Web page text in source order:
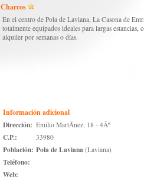
Charcos
En el centro de Pola de Laviana, La Casona de
totalmente equipados ideales para largas estancias,
alquiler por semanas o días.
Información adicional
Dirección: Emilio MartÃ­nez, 18 - 4Âº
C.P.: 33980
Población: Pola de Laviana(Laviana)
Teléfono:
Web: